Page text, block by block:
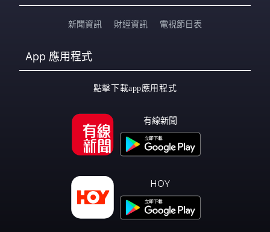
新聞資訊 財經資訊 電視節目表
App 應用程式
點擊下載app應用程式
有線新聞
HOY